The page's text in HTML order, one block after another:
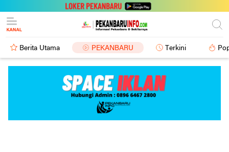
Berita Utama PEKANBARU Terkini